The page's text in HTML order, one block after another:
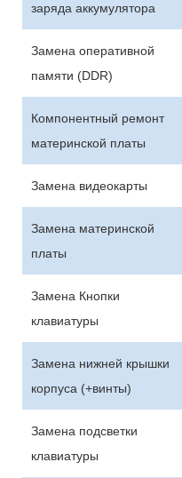
заряда аккумулятора
Замена оперативной
памяти (DDR)
Компонентный ремонт
материнской платы
Замена видеокарты
Замена материнской
платы
Замена Кнопки
клавиатуры
Замена нижней крышки
корпуса (+винты)
Замена подсветки
клавиатуры